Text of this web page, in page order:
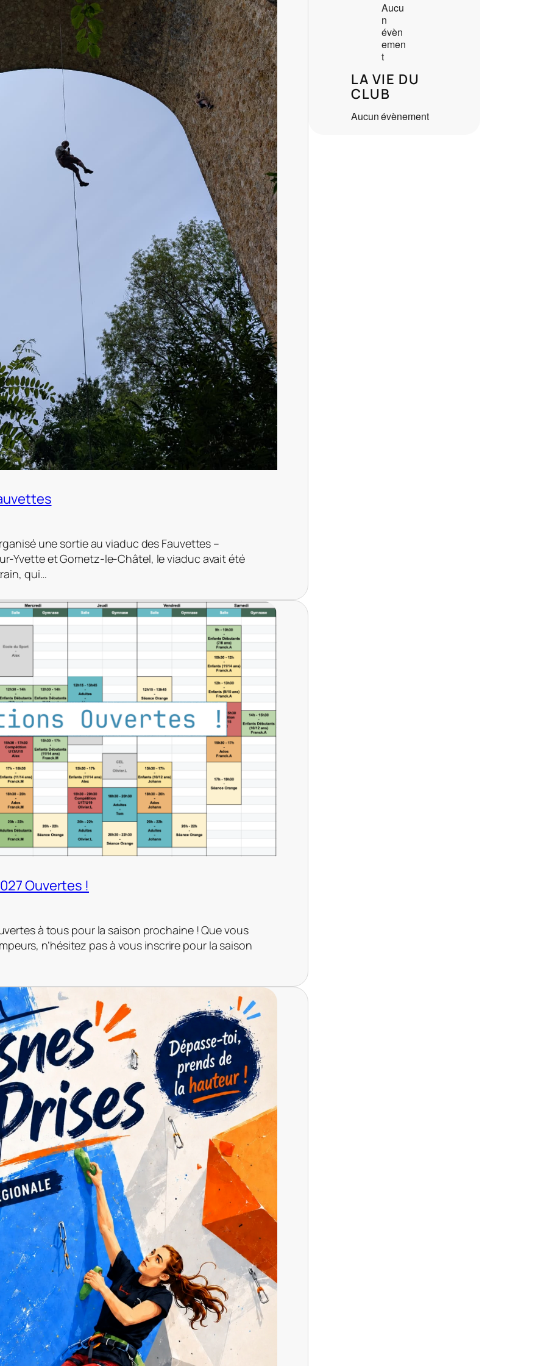
une sortie au viaduc des Fauvettes –
Yvette et Gometz-le-Châtel, le viaduc avait été
qui…
Ouvertes !
à tous pour la saison prochaine ! Que vous
n’hésitez pas à vous inscrire pour la saison
Aucu
n
évèn
emen
t
LA VIE DU
CLUB
Aucun évènement